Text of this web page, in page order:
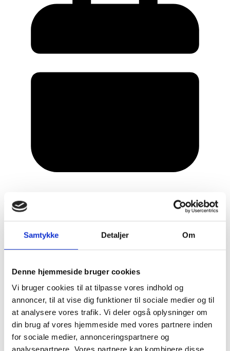
Samtykke Detaljer Om
Denne hjemmeside bruger cookies
Vi bruger cookies til at tilpasse vores indhold og
annoncer, til at vise dig funktioner til sociale medier og til
at analysere vores trafik. Vi deler også oplysninger om
din brug af vores hjemmeside med vores partnere inden
for sociale medier, annonceringspartnere og
analysepartnere. Vores partnere kan kombinere disse